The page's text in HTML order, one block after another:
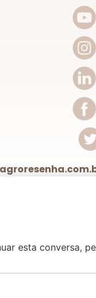
esta conversa,